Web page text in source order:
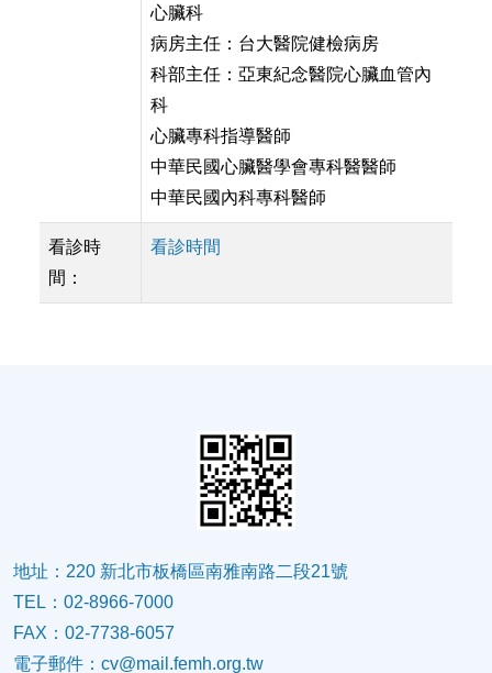
心臟科
病房主任：台大醫院健檢病房
科部主任：亞東紀念醫院心臟血管內
科
心臟專科指導醫師
中華民國心臟醫學會專科醫醫師
中華民國內科專科醫師
看診時
間：
看診時間
地址：220 新北市板橋區南雅南路二段21號
TEL：02-8966-7000
FAX：02-7738-6057
電子郵件： cv@mail.femh.org.tw